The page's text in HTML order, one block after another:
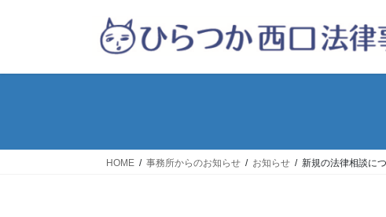
HOME 事務所からのお知らせ お知らせ 新規の法律相談に